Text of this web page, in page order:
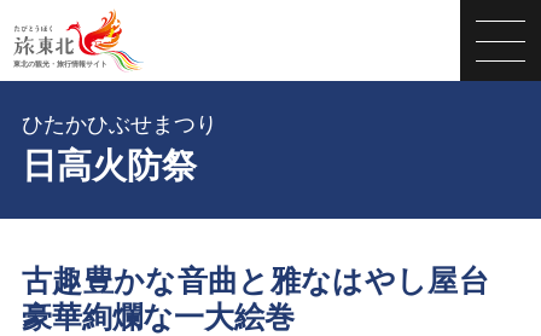
日高火防祭
ひたかひぶせまつり
古趣豊かな音曲と雅なはやし屋台
豪華絢爛な一大絵巻